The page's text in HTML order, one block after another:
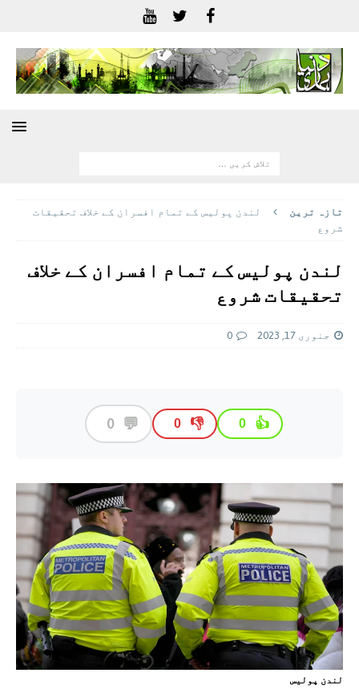
تازہ ترين
لندن پولیس کے تمام افسران کے خلاف تحقیقات
شروع
لندن پولیس کے تمام افسران کے خلاف
تحقیقات شروع
جنوری 17, 2023 0
👍
0
👎
0
💬
0
لندن پوليس